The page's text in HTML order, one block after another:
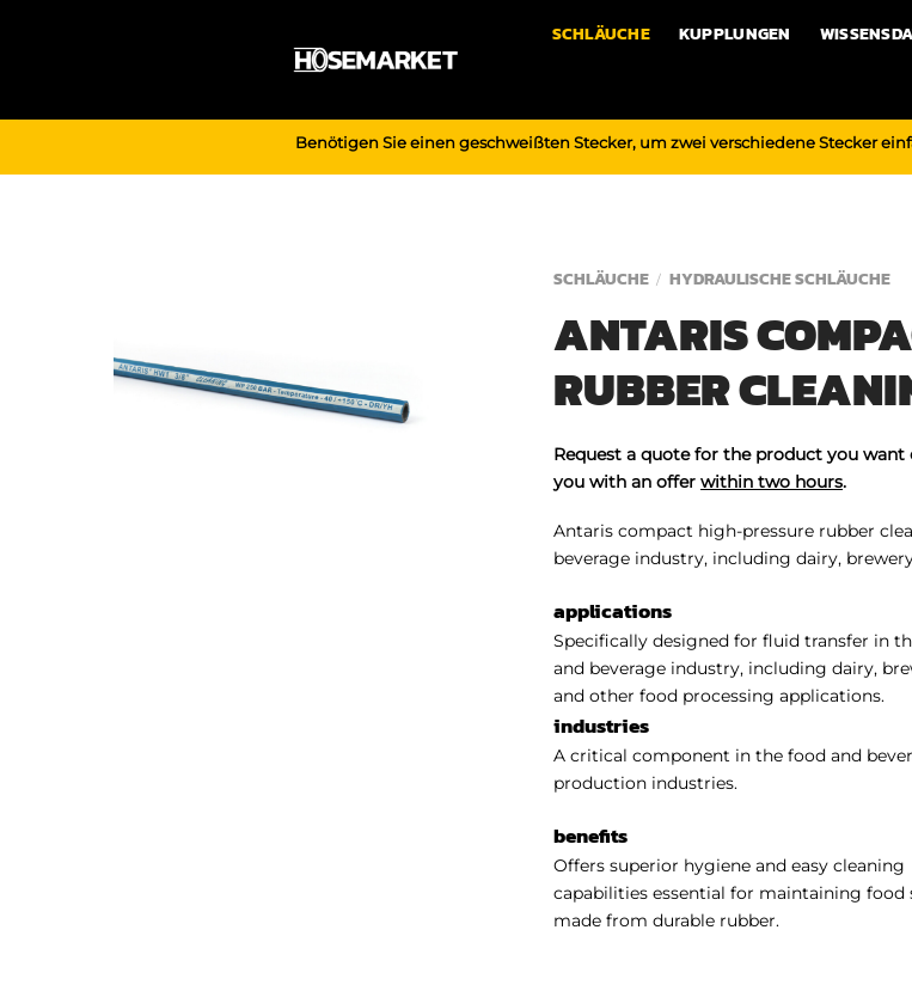
SCHLÄUCHE KUPPLUNGEN
Benötigen Sie einen geschweißten Stecker, um zwei verschiedene Stecker
SCHLÄUCHE / HYDRAULISCHE SCHLÄUCHE
ANTARIS
RUBBER
Request a quote for the product you
you with an offer within two hours.
Antaris compact high-pressure rubber
beverage industry, including dairy,
applications
Specifically designed for fluid transfer in
and beverage industry, including dairy,
and other food processing applications.
industries
A critical component in the food and
production industries.
benefits
Offers superior hygiene and easy cleaning
capabilities essential for maintaining food
made from durable rubber.